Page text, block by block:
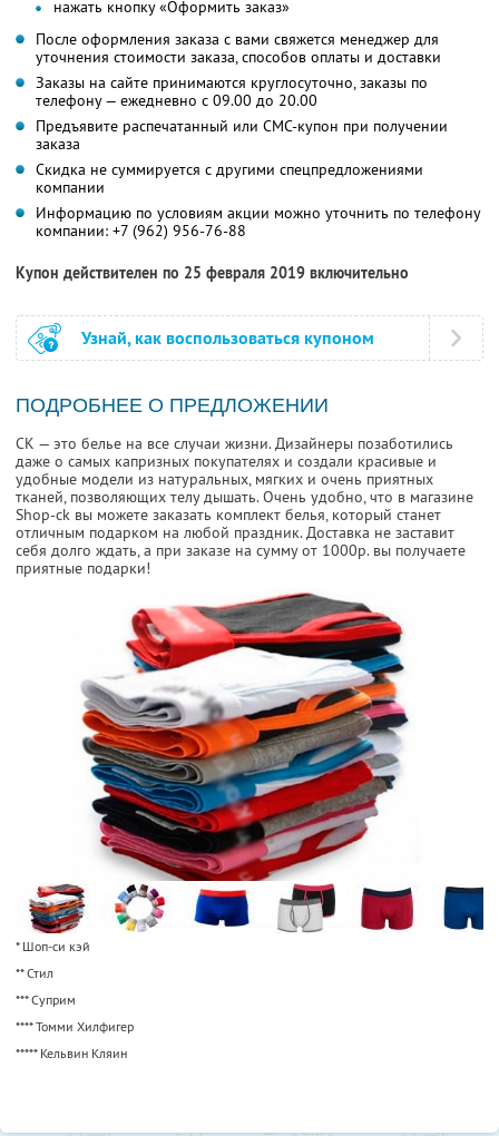
нажать кнопку «Оформить заказ»
После оформления заказа с вами свяжется менеджер для
уточнения стоимости заказа, способов оплаты и доставки
Заказы на сайте принимаются круглосуточно, заказы по
телефону — ежедневно с 09.00 до 20.00
Предъявите распечатанный или СМС-купон при получении
заказа
Скидка не суммируется с другими спецпредложениями
компании
Информацию по условиям акции можно уточнить по телефону
компании: +7 (962) 956-76-88
Купон действителен по 25 февраля 2019 включительно
Узнай, как воспользоваться купоном
ПОДРОБНЕЕ О ПРЕДЛОЖЕНИИ
CK — это белье на все случаи жизни. Дизайнеры позаботились
даже о самых капризных покупателях и создали красивые и
удобные модели из натуральных, мягких и очень приятных
тканей, позволяющих телу дышать. Очень удобно, что в магазине
Shop-ck вы можете заказать комплект белья, который станет
отличным подарком на любой праздник. Доставка не заставит
себя долго ждать, а при заказе на сумму от 1000р. вы получаете
приятные подарки!
* Шоп-си кэй
** Стил
*** Суприм
**** Томми Хилфигер
***** Кельвин Кляин